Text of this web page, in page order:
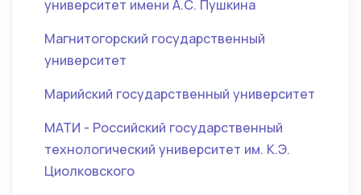
университет имени А.С. Пушкина
Магнитогорский государственный
университет
Марийский государственный университет
МАТИ - Российский государственный
технологический университет им. К.Э.
Циолковского